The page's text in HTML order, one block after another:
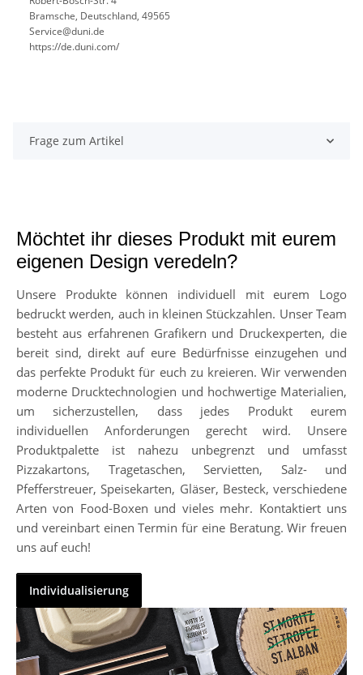
Bramsche, Deutschland, 49565
Service@duni.de
https://de.duni.com/
Frage zum Artikel
Möchtet ihr dieses Produkt mit eurem
eigenen Design veredeln?
Unsere Produkte können individuell mit eurem Logo
bedruckt werden, auch in kleinen Stückzahlen. Unser Team
besteht aus erfahrenen Grafikern und Druckexperten, die
bereit sind, direkt auf eure Bedürfnisse einzugehen und
das perfekte Produkt für euch zu kreieren. Wir verwenden
moderne Drucktechnologien und hochwertige Materialien,
um sicherzustellen, dass jedes Produkt eurem
individuellen Anforderungen gerecht wird. Unsere
Produktpalette ist nahezu unbegrenzt und umfasst
Pizzakartons, Tragetaschen, Servietten, Salz- und
Pfefferstreuer, Speisekarten, Gläser, Besteck, verschiedene
Arten von Food-Boxen und vieles mehr. Kontaktiert uns
und vereinbart einen Termin für eine Beratung. Wir freuen
uns auf euch!
Individualisierung